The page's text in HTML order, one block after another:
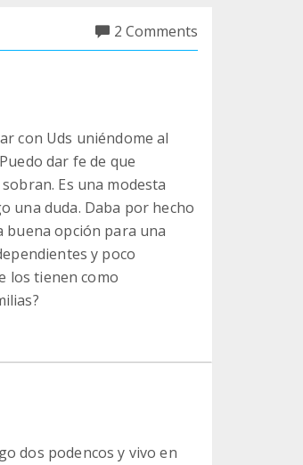
2 Comments
con Uds uniéndome al
dar fe de que
Es una modesta
una duda. Daba por hecho
buena opción para una
y poco
los tienen como
dos podencos y vivo en